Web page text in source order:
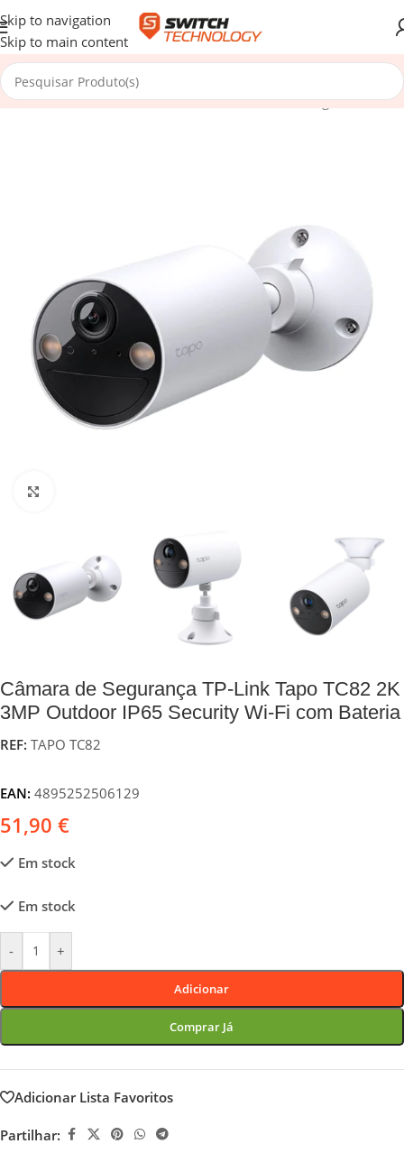
Skip to navigation
Skip to main content
Início/Casa e Outdoor/Smart Home/Câmaras de Vigilância
Câmara de Segurança TP-Link Tapo TC82 2K
3MP Outdoor IP65 Security Wi-Fi com Bateria
REF: TAPO TC82
EAN: 4895252506129
51,90 €
Em stock
Em stock
- +
Adicionar
Comprar Já
Adicionar Lista Favoritos
Partilhar: